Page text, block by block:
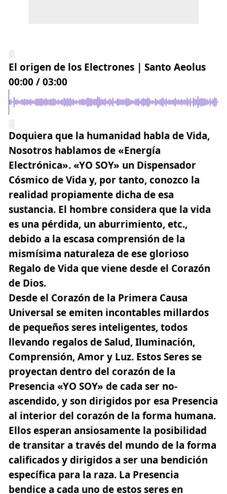
El origen de los Electrones | Santo Aeolus
00:00 /03:00
Doquiera que la humanidad habla de Vida,
Nosotros hablamos de «Energía
Electrónica».«YO SOY» un Dispensador
Cósmico de Vida y, por tanto, conozco la
realidad propiamente dicha de esa
sustancia. El hombre considera que la vida
es una pérdida, un aburrimiento, etc.,
debido a la escasa comprensión de la
mismísima naturaleza de ese glorioso
Regalo de Vida que viene desde el Corazón
de Dios.
Desde el Corazón de la Primera Causa
Universal se emiten incontables millardos
de pequeños seres inteligentes, todos
llevando regalos de Salud, Iluminación,
Comprensión, Amor y Luz. Estos Seres se
proyectan dentro del corazón de la
Presencia «YO SOY» de cada ser no-
ascendido, y son dirigidos por esa Presencia
al interior del corazón de la forma humana.
Ellos esperan ansiosamente la posibilidad
de transitar a través del mundo de la forma
calificados y dirigidos a ser una bendición
específica para la raza. La Presencia
bendice a cada uno deestos seres en